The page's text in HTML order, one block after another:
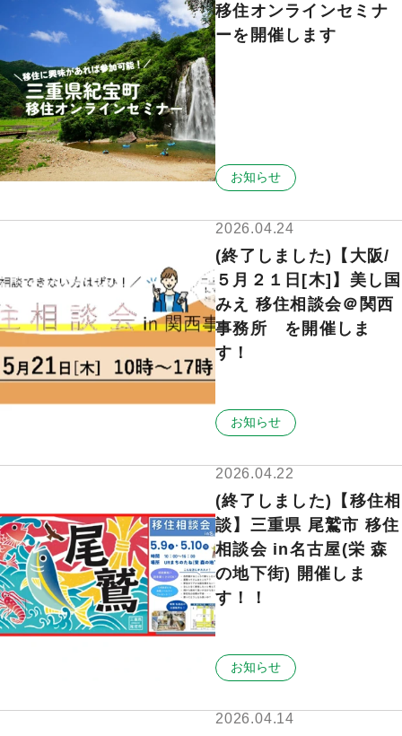
移住オンラインセミナ
ーを開催します
お知らせ
2026.04.24
(終了しました)【大阪/
５月２１日[木]】美し国
みえ 移住相談会＠関西
事務所 を開催しま
す！
お知らせ
2026.04.22
(終了しました)【移住相
談】三重県 尾鷲市 移住
相談会 in名古屋(栄 森
の地下街) 開催しま
す！！
お知らせ
2026.04.14